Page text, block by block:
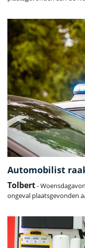
Automobilist
Tolbert-
ongeval plaatsgevonden